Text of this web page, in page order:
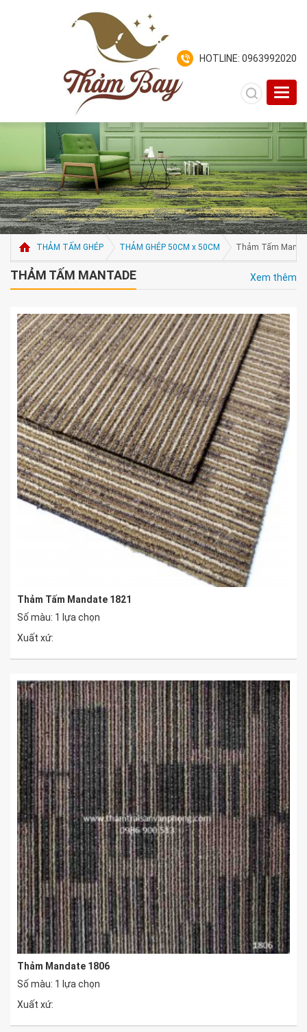
HOTLINE: 0963992020
THẢM TẤM GHÉP THẢM GHÉP 50CM x 50CM Thảm Tấm
THẢM TẤM MANTADE Xem thêm
Thảm Tấm Mandate 1821
Số màu: 1 lựa chọn
Xuất xứ:
Thảm Mandate 1806
Số màu: 1 lựa chọn
Xuất xứ: